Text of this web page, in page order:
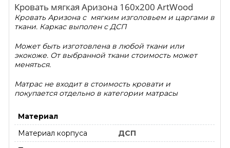
Кровать мягкая Аризона 160х200 ArtWood
Кровать Аризона с мягким изголовьем и царгами в
ткани. Каркас выполен с ДСП
Может быть изготовлена в любой ткани или
экокоже. От выбранной ткани стоимость может
меняться.
Матрас не входит в стоимость кровати и
покупается отдельно в категории матрасы
Материал
Материал корпуса
ДСП